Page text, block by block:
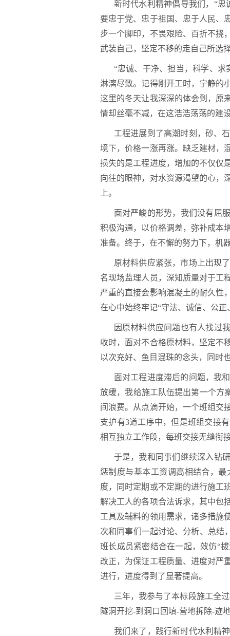
新时代水利精神倡导我们，“
要忠于党、忠于祖国、忠于人民、
步一个脚印，不畏艰险、百折不挠
武装自己，坚定不移的走自己所
“忠诚、干净、担当，科学、
淋漓尽致。记得刚开工时，宁静的
这里的冬天让我深深的体会到，原
情却丝毫不减，在这浩浩荡荡的建
工程进展到了高潮时刻，砂、
境下，价格一涨再涨。缺乏建材，
损失的是工程进度，增加的不仅仅
向往的眼神，对水资源渴望的心，
上。
面对严峻的形势，我们没有屈
积极沟通，以价格调差，弥补成本
准备。终于，在不懈的努力下，机
原材料供应紧张，市场上出现
名现场监理人员，深知质量对于工
严重的直接会影响混凝土的耐久性
在心中始终牢记“守法、诚信、公
因原材料供应问题也有人找过
收时，面对不合格原材料，坚定不
以次充好、鱼目混珠的念头，同时
面对工程进度滞后的问题，我
放缓，我给施工队伍提出第一个方
间浪费。从点滴开始，一个班组交
支护有3道工序中，但是班组交接
相互独立工作段，每班交接无缝衔
于是，我和同事们继续深入钻
惩制度与基本工资调高相结合，
度，同时定期或不定期的进行施工
解决工人的各项合法诉求，其中包
工具及辅料的领用需求，诸多措施
次和同事们一起讨论、分析、总结
班长成员紧密结合在一起，效仿“
改正，为保证工程质量、进度对严
进行，进度得到了显著提高。
三年，我参与了本标段施工全
隧洞开挖-到洞口回填-营地拆除-迹
我们来了，践行新时代水利精